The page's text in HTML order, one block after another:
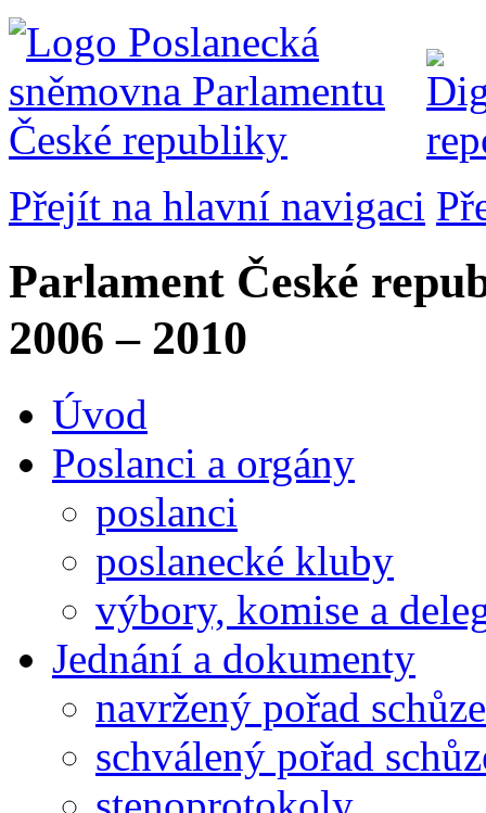
Přejít na hlavní navigaci
Parlament České
2006 – 2010
Úvod
Poslanci a orgány
poslanci
poslanecké kluby
výbory, komise a
Jednání a dokumenty
navržený pořad schůze
schválený pořad